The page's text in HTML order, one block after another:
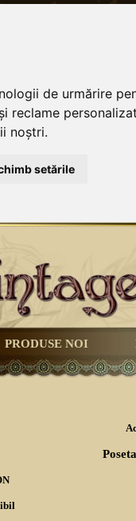
de urmărire
reclame
noștri.
setările
PRODUSE NOI